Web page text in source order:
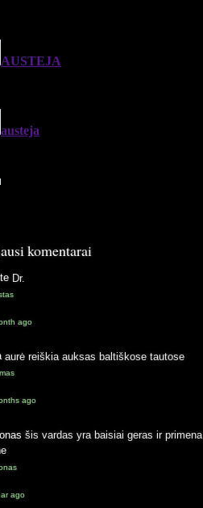
komentarai
Dr.
ago
aurė reiškia auksas baltiškose tautose
ago
šis vardas yra baisiai geras ir primena
ago